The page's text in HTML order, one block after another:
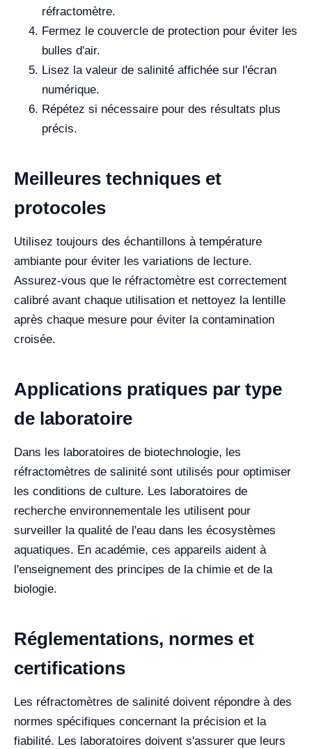
réfractomètre.
Fermez le couvercle de protection pour éviter les
bulles d'air.
Lisez la valeur de salinité affichée sur l'écran
numérique.
Répétez si nécessaire pour des résultats plus
précis.
Meilleures techniques et
protocoles
Utilisez toujours des échantillons à température
ambiante pour éviter les variations de lecture.
Assurez-vous que le réfractomètre est correctement
calibré avant chaque utilisation et nettoyez la lentille
après chaque mesure pour éviter la contamination
croisée.
Applications pratiques par type
de laboratoire
Dans les laboratoires de biotechnologie, les
réfractomètres de salinité sont utilisés pour optimiser
les conditions de culture. Les laboratoires de
recherche environnementale les utilisent pour
surveiller la qualité de l'eau dans les écosystèmes
aquatiques. En académie, ces appareils aident à
l'enseignement des principes de la chimie et de la
biologie.
Réglementations, normes et
certifications
Les réfractomètres de salinité doivent répondre à des
normes spécifiques concernant la précision et la
fiabilité. Les laboratoires doivent s'assurer que leurs